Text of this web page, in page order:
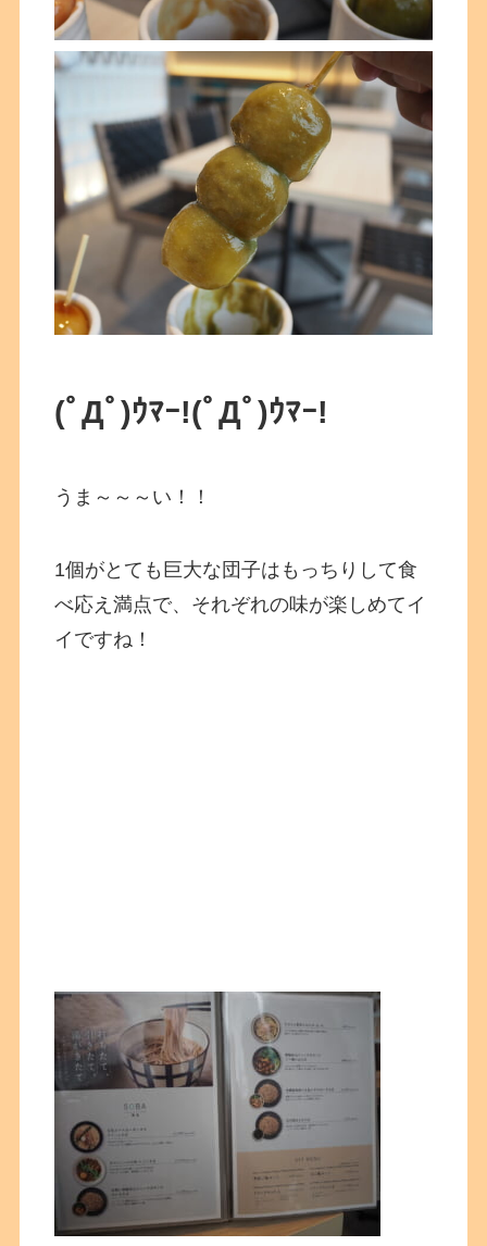
(ﾟДﾟ)ｳﾏｰ!(ﾟДﾟ)ｳﾏｰ!
うま～～～い！！
1個がとても巨大な団子はもっちりして食
べ応え満点で、それぞれの味が楽しめてイ
イですね！